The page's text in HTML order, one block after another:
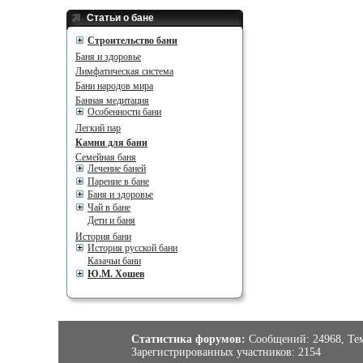
Статьи о бане
Cтроительство бани
Баня и здоровье
Лимфатическая система
Бани народов мира
Банная медитация
Особенности бани
Легкий пар
Камни для бани
Семейная баня
Лечение баней
Парение в бане
Баня и здоровье
Чай в бане
Дети и баня
История бани
История русской бани
Казачьи бани
Ю.М. Хошев
Статистика форумов: Сообщений: 24968,
Зарегистрированных участников: 2154